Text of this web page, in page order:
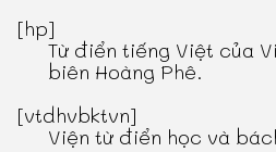
[hp]
Từ điển tiếng Việt của
biên Hoàng Phê.
[vtdhvbktvn]
Viện từ điển học và